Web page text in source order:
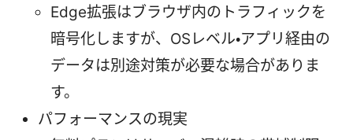
Edge拡張はブラウザ内のトラフィックを
暗号化しますが、OSレベル・アプリ経由の
データは別途対策が必要な場合がありま
す。
パフォーマンスの現実